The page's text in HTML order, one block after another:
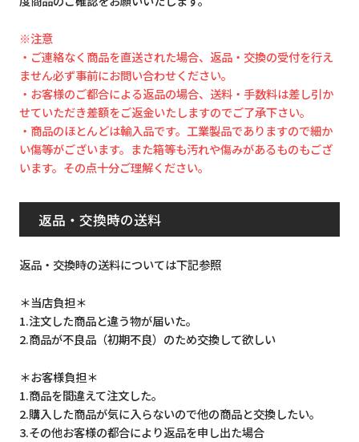
※注意
・ご連絡なく商品を直送された場合、返品・交換の受付を行え
ません必ず事前にお問い合わせください。
・お客様のご都合による返品の場合、送料・手数料は差し引か
せていただき差額をご返金いたしますのでご了承下さい。
・商品のほとんどは輸入品です。工業製品でありますので細か
い傷等がございます。また箱等も汚れや傷みがあるものもござ
います。その点十分ご理解ください。
返品・交換時の送料
返品・交換時の送料については下記参照
＊当店負担＊
1.注文した商品と違う物が届いた。
2.商品が不良品（初期不良）のため交換して欲しい
＊お客様負担＊
1.商品を間違えて注文した。
2.購入した商品が気に入らないので他の商品と交換したい。
3.その他お客様の都合により返品を申し出た場合